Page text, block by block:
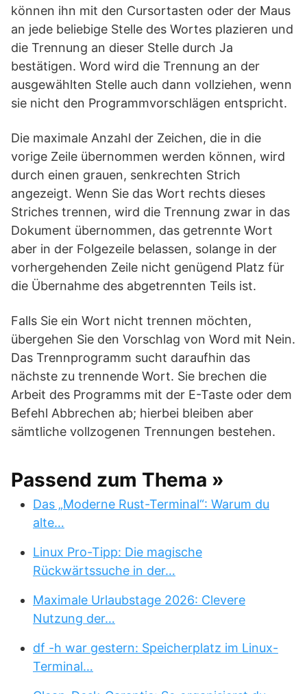
können ihn mit den Cursortasten oder der Maus
an jede beliebige Stelle des Wortes plazieren und
die Trennung an dieser Stelle durch Ja
bestätigen. Word wird die Trennung an der
ausgewählten Stelle auch dann vollziehen, wenn
sie nicht den Programmvorschlägen entspricht.
Die maximale Anzahl der Zeichen, die in die
vorige Zeile übernommen werden können, wird
durch einen grauen, senkrechten Strich
angezeigt. Wenn Sie das Wort rechts dieses
Striches trennen, wird die Trennung zwar in das
Dokument übernommen, das getrennte Wort
aber in der Folgezeile belassen, solange in der
vorhergehenden Zeile nicht genügend Platz für
die Übernahme des abgetrennten Teils ist.
Falls Sie ein Wort nicht trennen möchten,
übergehen Sie den Vorschlag von Word mit Nein.
Das Trennprogramm sucht daraufhin das
nächste zu trennende Wort. Sie brechen die
Arbeit des Programms mit der E-Taste oder dem
Befehl Abbrechen ab; hierbei bleiben aber
sämtliche vollzogenen Trennungen bestehen.
Passend zum Thema »
Das „Moderne Rust-Terminal“: Warum du
alte…
Linux Pro-Tipp: Die magische
Rückwärtssuche in der…
Maximale Urlaubstage 2026: Clevere
Nutzung der…
df -h war gestern: Speicherplatz im Linux-
Terminal…